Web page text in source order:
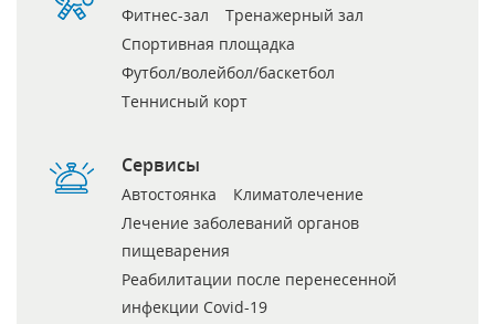
Фитнес-зал
Тренажерный зал
Спортивная площадка
Футбол/волейбол/баскетбол
Теннисный корт
Сервисы
Автостоянка
Климатолечение
Лечение заболеваний органов
пищеварения
Реабилитации после перенесенной
инфекции Covid-19